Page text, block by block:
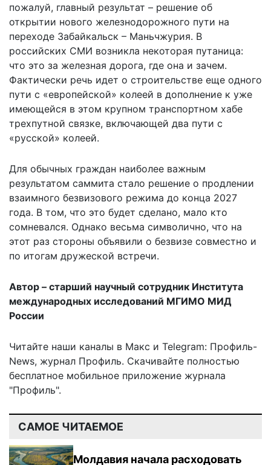
пожалуй, главный результат – решение об
открытии нового железнодорожного пути на
переходе Забайкальск – Маньчжурия. В
российских СМИ возникла некоторая путаница:
что это за железная дорога, где она и зачем.
Фактически речь идет о строительстве еще одного
пути с «европейской» колеей в дополнение к уже
имеющейся в этом крупном транспортном хабе
трехпутной связке, включающей два пути с
«русской» колеей.
Для обычных граждан наиболее важным
результатом саммита стало решение о продлении
взаимного безвизового режима до конца 2027
года. В том, что это будет сделано, мало кто
сомневался. Однако весьма символично, что на
этот раз стороны объявили о безвизе совместно и
по итогам дружеской встречи.
Автор – старший научный сотрудник Института
международных исследований МГИМО МИД
России
Читайте наши каналы в Макс и Telegram: Профиль-
News, журнал Профиль. Скачивайте полностью
бесплатное мобильное приложение журнала
"Профиль".
САМОЕ ЧИТАЕМОЕ
Молдавия начала расходовать